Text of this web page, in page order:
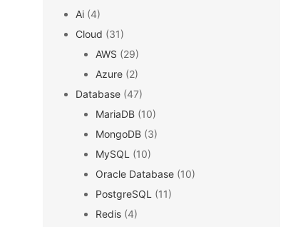
Ai (4)
Cloud (31)
AWS (29)
Azure (2)
Database (47)
MariaDB (10)
MongoDB (3)
MySQL (10)
Oracle Database (10)
PostgreSQL (11)
Redis (4)